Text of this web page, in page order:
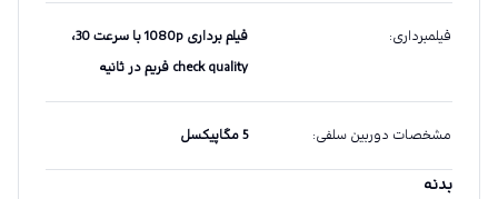
فیلمبرداری:
فیلم برداری 1080p با سرعت 30،
check quality فریم در ثانیه
مشخصات دوربین سلفی: 5 مگاپیکسل
بدنه